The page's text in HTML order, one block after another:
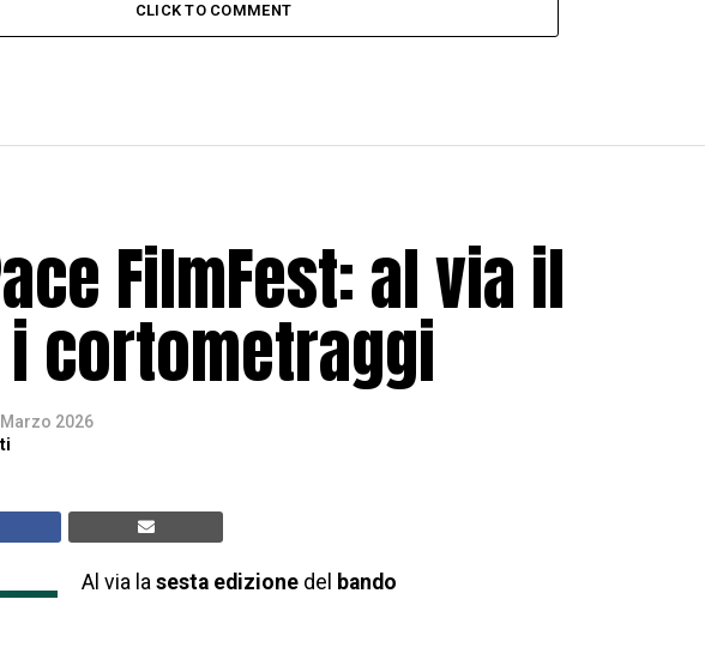
CLICK TO COMMENT
FilmFest: al via il
cortometraggi
2026
Al via la sesta edizione del bando